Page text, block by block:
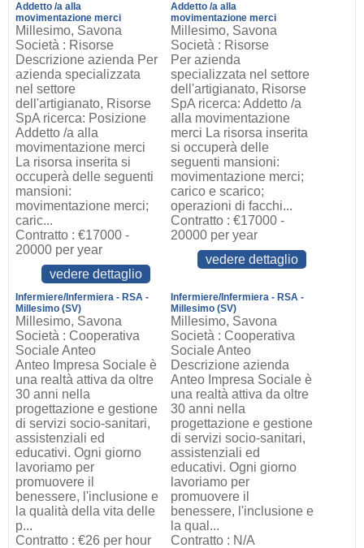
Addetto /a alla
movimentazione merci
Millesimo, Savona
Società : Risorse
Descrizione azienda Per
azienda specializzata
nel settore
dell'artigianato, Risorse
SpA ricerca: Posizione
Addetto /a alla
movimentazione merci
La risorsa inserita si
occuperà delle seguenti
mansioni:
movimentazione merci;
caric...
Contratto : €17000 -
20000 per year
vedere dettaglio
Addetto /a alla
movimentazione merci
Millesimo, Savona
Società : Risorse
Per azienda
specializzata nel settore
dell'artigianato, Risorse
SpA ricerca: Addetto /a
alla movimentazione
merci La risorsa inserita
si occuperà delle
seguenti mansioni:
movimentazione merci;
carico e scarico;
operazioni di facchi...
Contratto : €17000 -
20000 per year
vedere dettaglio
Infermiere/Infermiera - RSA -
Millesimo (SV)
Millesimo, Savona
Società : Cooperativa
Sociale Anteo
Anteo Impresa Sociale è
una realtà attiva da oltre
30 anni nella
progettazione e gestione
di servizi socio-sanitari,
assistenziali ed
educativi. Ogni giorno
lavoriamo per
promuovere il
benessere, l'inclusione e
la qualità della vita delle
p...
Contratto : €26 per hour
Infermiere/Infermiera - RSA -
Millesimo (SV)
Millesimo, Savona
Società : Cooperativa
Sociale Anteo
Descrizione azienda
Anteo Impresa Sociale è
una realtà attiva da oltre
30 anni nella
progettazione e gestione
di servizi socio-sanitari,
assistenziali ed
educativi. Ogni giorno
lavoriamo per
promuovere il
benessere, l'inclusione e
la qual...
Contratto : N/A